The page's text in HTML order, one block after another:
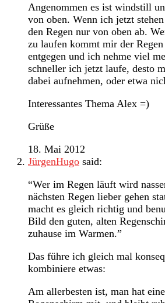
Angenommen es ist windstill
von oben. Wenn ich jetzt
den Regen nur von oben ab.
zu laufen kommt mir der
entgegen und ich nehme viel
schneller ich jetzt laufe, desto
dabei aufnehmen, oder etwa
Interessantes Thema Alex =)
Grüße
18. Mai 2012
JürgenHugo said:
“Wer im Regen läuft wird
nächsten Regen lieber gehen
macht es gleich richtig und
Bild den guten, alten
zuhause im Warmen.”
Das führe ich gleich mal
kombiniere etwas:
Am allerbesten ist, man hat